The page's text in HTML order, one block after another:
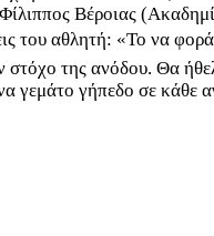
Βέροιας
του αθλητή: «Το να
της ανόδου. Θα
ένα γεμάτο γήπεδο σε